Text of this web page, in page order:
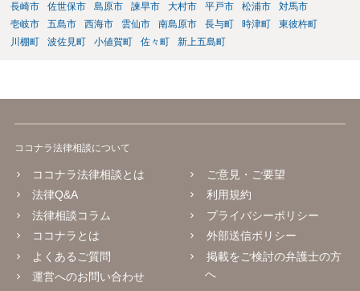
長崎市
佐世保市 島原市 諫早市 大村市 平戸市 松浦市
対馬市
壱岐市
五島市 西海市 雲仙市 南島原市 長与町 時津町
東彼杵町
川棚町
波佐見町 小値賀町 佐々町 新上五島町
ココナラ法律相談について
ココナラ法律相談とは
法律Q&A
法律相談コラム
ココナラとは
よくあるご質問
運営へのお問い合わせ
ご意見・ご要望
利用規約
プライバシーポリシー
外部送信ポリシー
掲載をご検討の弁護士の方
へ